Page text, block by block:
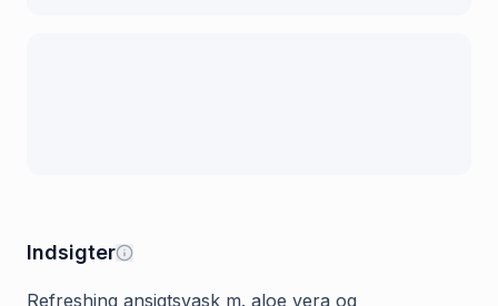
Indsigter
Refreshing ansigtsvask m. aloe vera og